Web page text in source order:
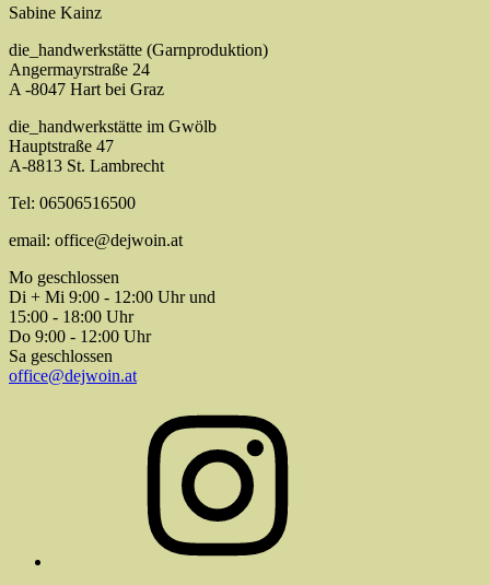
Sabine Kainz
die_handwerkstätte (Garnproduktion)
Angermayrstraße 24
A -8047 Hart bei Graz
die_handwerkstätte im Gwölb
Hauptstraße 47
A-8813 St. Lambrecht
Tel: 06506516500
email: office@dejwoin.at
Mo geschlossen
Di + Mi 9:00 - 12:00 Uhr und
15:00 - 18:00 Uhr
Do 9:00 - 12:00 Uhr
Sa geschlossen
office@dejwoin.at